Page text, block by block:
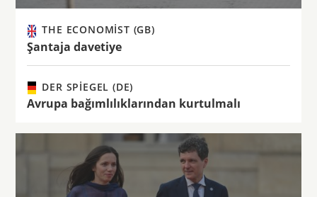
THE ECONOMIST (GB)
Şantaja davetiye
DER SPIEGEL (DE)
Avrupa bağımlılıklarından kurtulmalı